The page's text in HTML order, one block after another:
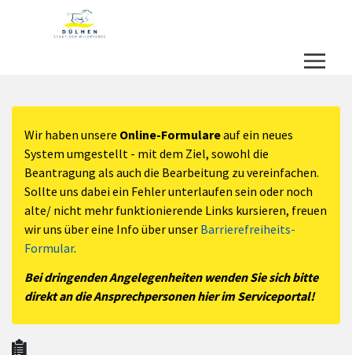
Zum Header
Zum Hauptinhalt
Zum Footer
Zum Hauptinhalt springen
Wir haben unsere Online-Formulareauf ein neues
System umgestellt - mit dem Ziel, sowohl die
Beantragung als auch die Bearbeitung zu vereinfachen.
Sollte uns dabei ein Fehler unterlaufen sein oder noch
alte/ nicht mehr funktionierende Links kursieren, freuen
wir uns über eine Info über unser Barrierefreiheits-
Formular.
Bei dringenden Angelegenheiten wenden Sie sich bitte
direkt an die Ansprechpersonen hier im Serviceportal!